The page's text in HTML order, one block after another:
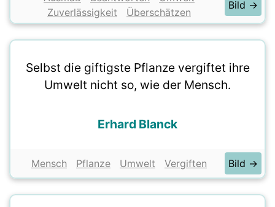
Zuverlässigkeit
Überschätzen
Bild →
Selbst die giftigste Pflanze vergiftet ihre
Umwelt nicht so, wie der Mensch.
Erhard Blanck
Mensch Pflanze Umwelt Vergiften Bild →